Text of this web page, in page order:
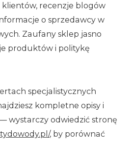
recenzje blogów
o sprzedawcy w
Zaufany sklep jasno
produktów i politykę
specjalistycznych
kompletne opisy i
wystarczy odwiedzić stronę
, by porównać